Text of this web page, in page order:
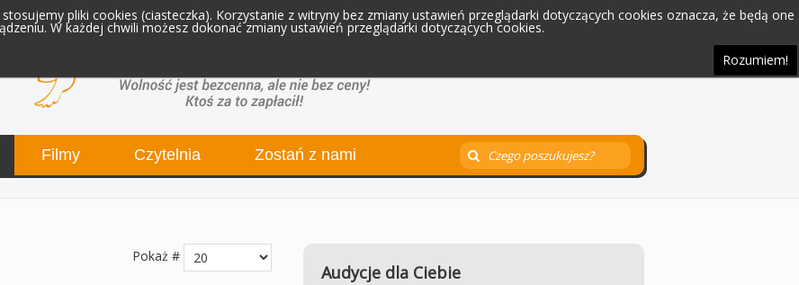
pliki cookies (ciasteczka). Korzystanie z witryny bez zmiany ustawień przeglądarki dotyczących cookies oznacza, że będą one
W każdej chwili możesz dokonać zmiany ustawień przeglądarki dotyczących cookies.
Rozumiem!
Filmy Czytelnia Zostań z nami
Pokaż #
Audycje dla Ciebie